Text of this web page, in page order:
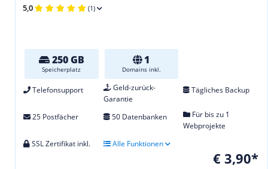
5,0 (1)
250 GB
Speicherplatz
1
Domains inkl.
Telefonsupport
Geld-zurück-
Garantie
Tägliches Backup
25 Postfächer 50 Datenbanken
Für bis zu 1
Webprojekte
SSL Zertifikat inkl.
Alle Funktionen
€ 3,90*